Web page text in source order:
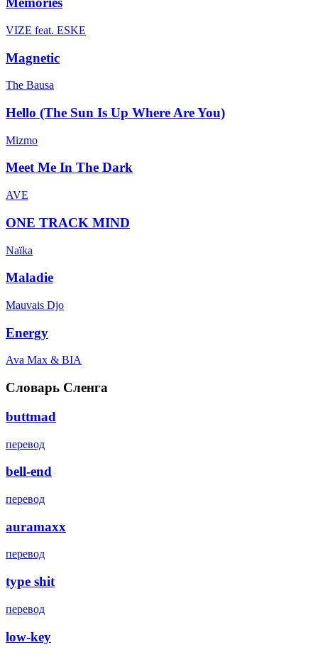
VIZE feat. ESKE
Magnetic
The Bausa
Hello (The Sun Is Up Where Are You)
Mizmo
Meet Me In The Dark
AVE
ONE TRACK MIND
Naïka
Maladie
Mauvais Djo
Energy
Ava Max & BIA
Словарь Сленга
buttmad
перевод
bell-end
перевод
auramaxx
перевод
type shit
перевод
low-key